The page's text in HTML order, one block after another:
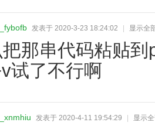
发表于 2020-3-23 18:24:02 显示全
那串代码粘贴到
试了不行啊
发表于 2020-4-11 19:54:29 显示